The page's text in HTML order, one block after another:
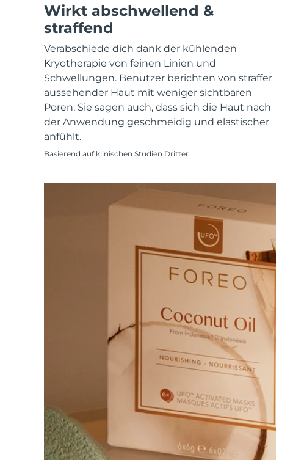
Wirkt abschwellend &
straffend
Verabschiede dich dank der kühlenden
Kryotherapie von feinen Linien und
Schwellungen. Benutzer berichten von straffer
aussehender Haut mit weniger sichtbaren
Poren. Sie sagen auch, dass sich die Haut nach
der Anwendung geschmeidig und elastischer
anfühlt.
Basierend auf klinischen Studien Dritter
All acne treatment devices
All revitalizing eye massagers
KIWI™ skincare
Advanced pore care essentials
Serum
For healthy hair
issa™ Teeth Whitening Gel
18% PAP
Kosmetik
Männer
Kaufe alles